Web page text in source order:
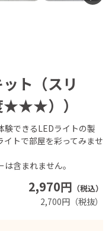
ト（スリ
★★★））
2,970円 （税込）
2,700円（税抜）
験できるLEDライトの製
トで部屋を彩ってみませ
含まれません。